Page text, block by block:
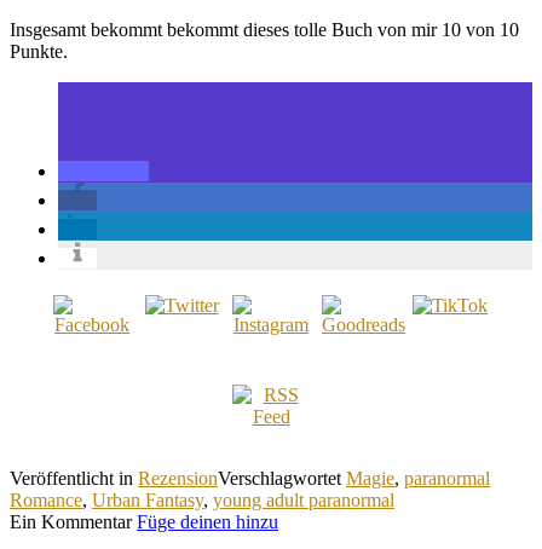
Insgesamt bekommt bekommt dieses tolle Buch von mir 10 von 10
Punkte.
Veröffentlicht in RezensionVerschlagwortet Magie, paranormal
Romance, Urban Fantasy, young adult paranormal
Ein KommentarFüge deinen hinzu